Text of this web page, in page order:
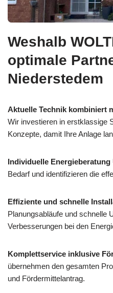
Weshalb
optimale
Niederstedem
Aktuelle Technik kombiniert
Wir investieren in erstklassige
Konzepte, damit Ihre Anlage
Individuelle Energieberatung
Bedarf und identifizieren die
Effiziente und schnelle
Planungsabläufe und schnelle
Verbesserungen bei den
Komplettservice inklusive
übernehmen den gesamten
und Fördermittelantrag.